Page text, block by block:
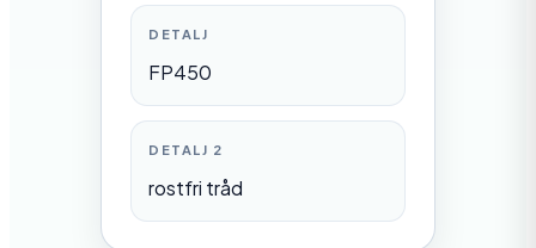
DETALJ
FP450
DETALJ 2
rostfri tråd